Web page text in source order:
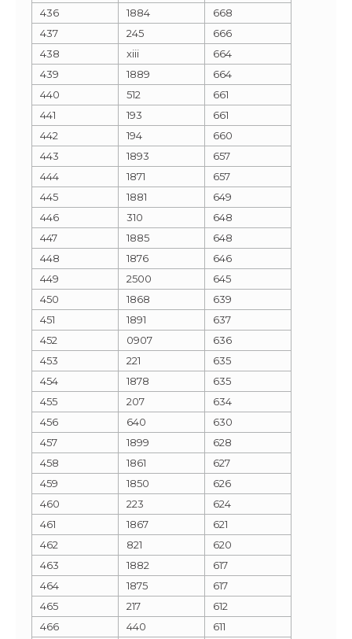
436 1884
668
437
245
666
438
xiii
664
439
1889
664
440
512
661
441
193
661
442
194
660
443
1893
657
444
1871
657
445
1881
649
446
310
648
447
1885
648
448
1876
646
449
2500
645
450
1868
639
451
1891
637
452
0907
636
453
221
635
454
1878
635
455
207
634
456
640
630
457
1899
628
458
1861
627
459
1850
626
460
223
624
461
1867
621
462
821
620
463
1882
617
464
1875
617
465
217
612
466
440
611